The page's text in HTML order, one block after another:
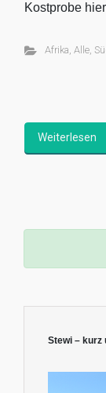
Kostprobe
Afrika, Alle,
Weiterlesen
Stewi – kurz